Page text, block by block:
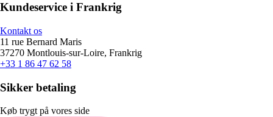
Kundeservice i Frankrig
Kontakt os
11 rue Bernard Maris
37270 Montlouis-sur-Loire, Frankrig
+33 1 86 47 62 58
Sikker betaling
Køb trygt på vores side